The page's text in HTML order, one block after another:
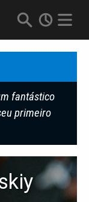
fantástico
primeiro